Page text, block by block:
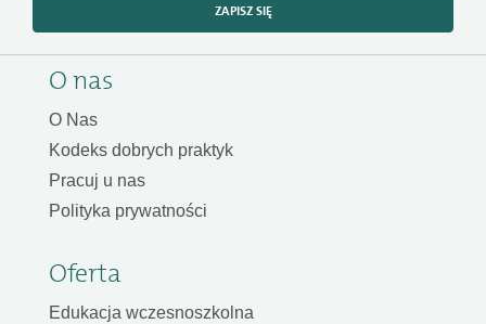
ZAPISZ SIĘ
O nas
O Nas
Kodeks dobrych praktyk
Pracuj u nas
Polityka prywatności
Oferta
Edukacja wczesnoszkolna